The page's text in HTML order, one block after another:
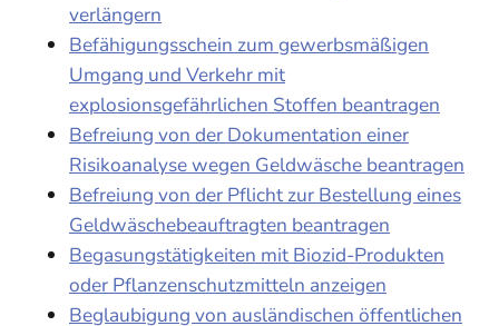
verlängern
Befähigungsschein zum gewerbsmäßigen
Umgang und Verkehr mit
explosionsgefährlichen Stoffen beantragen
Befreiung von der Dokumentation einer
Risikoanalyse wegen Geldwäsche beantragen
Befreiung von der Pflicht zur Bestellung eines
Geldwäschebeauftragten beantragen
Begasungstätigkeiten mit Biozid-Produkten
oder Pflanzenschutzmitteln anzeigen
Beglaubigung von ausländischen öffentlichen